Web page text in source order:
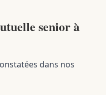
senior à
dans nos